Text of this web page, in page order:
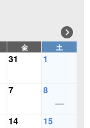
金 土
31 1
7 8
14 15